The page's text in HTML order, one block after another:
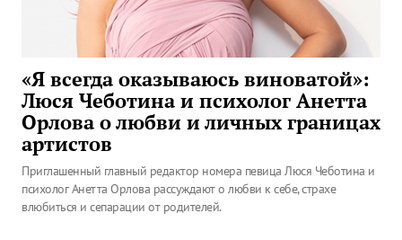
«Я всегда оказываюсь виноватой»:
Люся Чеботина и психолог Анетта
Орлова о любви и личных границах
артистов
Приглашенный главный редактор номера певица Люся Чеботина и
психолог Анетта Орлова рассуждают о любви к себе, страхе
влюбиться и сепарации от родителей.